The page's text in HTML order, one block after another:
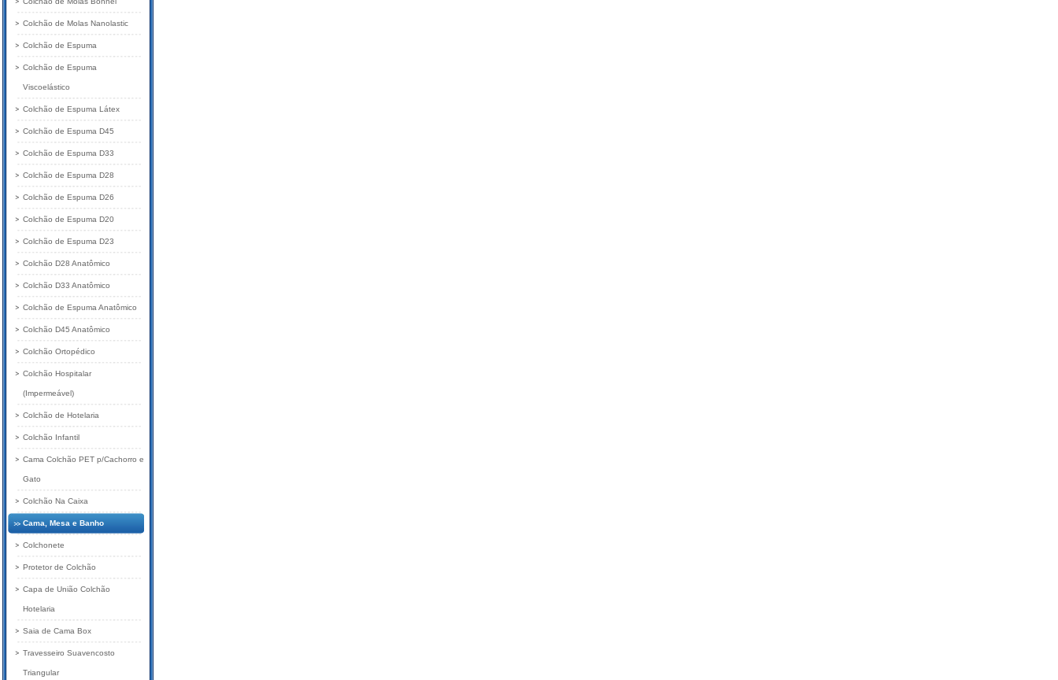
Colchão de Molas Nanolastic
Colchão de Espuma
Colchão de Espuma
Viscoelástico
Colchão de Espuma Látex
Colchão de Espuma D45
Colchão de Espuma D33
Colchão de Espuma D28
Colchão de Espuma D26
Colchão de Espuma D20
Colchão de Espuma D23
Colchão D28 Anatômico
Colchão D33 Anatômico
Colchão de Espuma Anatômico
Colchão D45 Anatômico
Colchão Ortopédico
Colchão Hospitalar
(Impermeável)
Colchão de Hotelaria
Colchão Infantil
Cama Colchão PET p/Cachorro e
Gato
Colchão Na Caixa
Cama, Mesa e Banho
Colchonete
Protetor de Colchão
Capa de União Colchão
Hotelaria
Saia de Cama Box
Travesseiro Suavencosto
Triangular